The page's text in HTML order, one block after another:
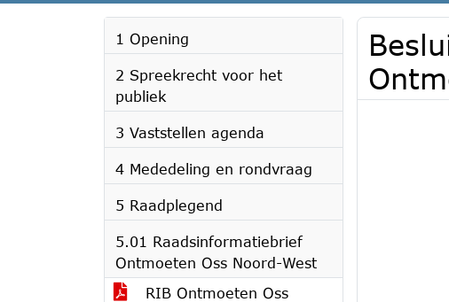
1 Opening
2 Spreekrecht voor het
publiek
3 Vaststellen agenda
4 Mededeling en rondvraag
5 Raadplegend
5.01 Raadsinformatiebrief
Ontmoeten Oss Noord-West
RIB Ontmoeten Oss